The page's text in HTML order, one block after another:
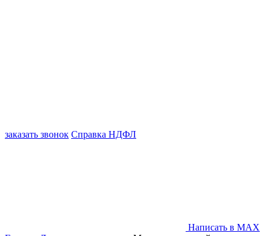
заказать звонок Справка НДФЛ
Написать в MAX